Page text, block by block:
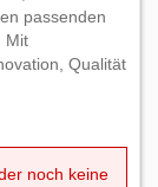
passenden
Mit
Qualität
noch keine